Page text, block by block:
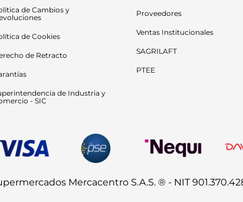
de Cambios y
de Cookies
de Retracto
de Industria y
- SIC
Proveedores
Ventas Institucionales
SAGRILAFT
PTEE
Mercacentro S.A.S. ® - NIT